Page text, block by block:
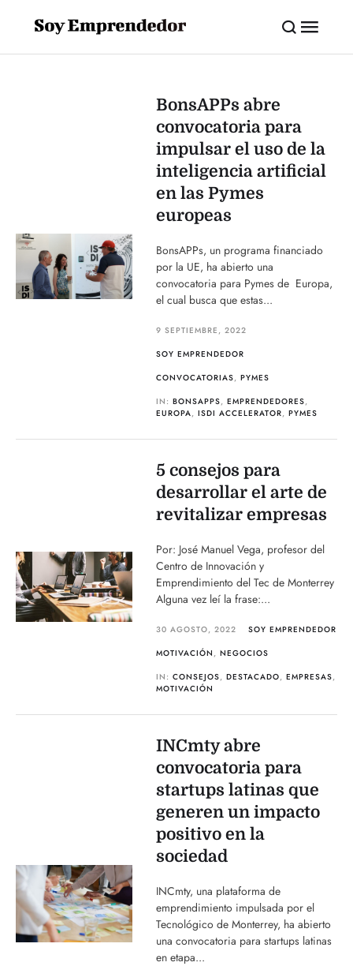
BonsAPPs abre
convocatoria para
impulsar el uso de la
inteligencia artificial
en las Pymes
europeas
BonsAPPs, un programa financiado
por la UE, ha abierto una
convocatoria para Pymes de Europa,
el cual busca que estas...
9 SEPTIEMBRE, 2022
SOY EMPRENDEDOR
CONVOCATORIAS,PYMES
IN:BONSAPPS,EMPRENDEDORES,
EUROPA,ISDI ACCELERATOR,PYMES
5 consejos para
desarrollar el arte de
revitalizar empresas
Por: José Manuel Vega, profesor del
Centro de Innovación y
Emprendimiento del Tec de Monterrey
Alguna vez leí la frase:...
30 AGOSTO, 2022
SOY EMPRENDEDOR
MOTIVACIÓN ,NEGOCIOS
IN:CONSEJOS,DESTACADO,EMPRESAS,
MOTIVACIÓN
INCmty abre
convocatoria para
startups latinas que
generen un impacto
positivo en la
sociedad
INCmty, una plataforma de
emprendimiento impulsada por el
Tecnológico de Monterrey, ha abierto
una convocatoria para startups latinas
en etapa...